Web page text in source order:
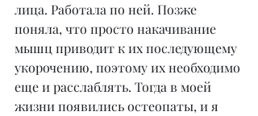
лица. Работала по ней. Позже
поняла, что просто накачивание
мышц приводит к их последующему
укорочению, поэтому их необходимо
еще и расслаблять. Тогда в моей
жизни появились остеопаты, и я